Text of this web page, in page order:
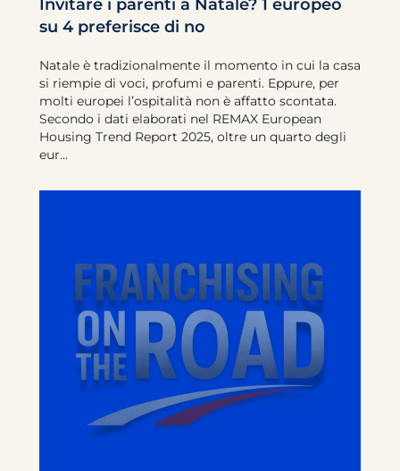
Invitare i parenti a Natale? 1 europeo
su 4 preferisce di no
Natale è tradizionalmente il momento in cui la casa
si riempie di voci, profumi e parenti. Eppure, per
molti europei l’ospitalità non è affatto scontata.
Secondo i dati elaborati nel REMAX European
Housing Trend Report 2025, oltre un quarto degli
eur...